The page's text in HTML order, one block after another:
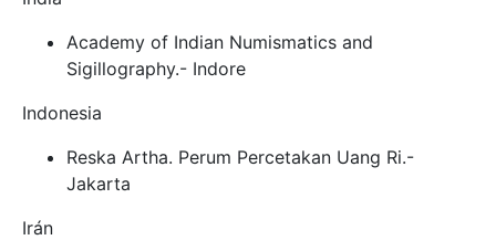
Academy of Indian Numismatics and
Sigillography.- Indore
Indonesia
Reska Artha. Perum Percetakan Uang Ri.-
Jakarta
Irán